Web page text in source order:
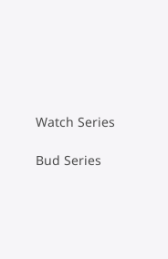
Watch Series
Bud Series